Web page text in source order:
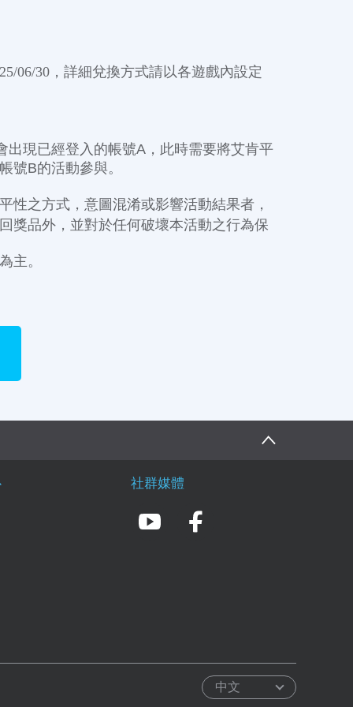
06/30，詳細兌換方式請以各遊戲內設定
現已經登入的帳號A，此時需要將艾肯平
號B的活動參與。
性之方式，意圖混淆或影響活動結果者，
獎品外，並對於任何破壞本活動之行為保
主。
社群媒體
中文